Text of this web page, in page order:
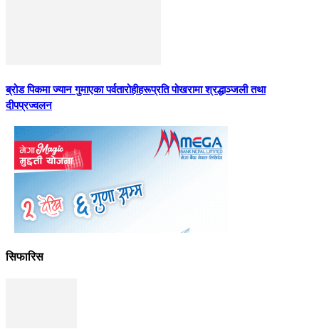
ब्रोड पिकमा ज्यान गुमाएका पर्वतारोहीहरूप्रति पोखरामा श्रद्धाञ्जली तथा
दीपप्रज्वलन
सिफारिस